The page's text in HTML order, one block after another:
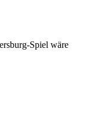
Spiel wäre